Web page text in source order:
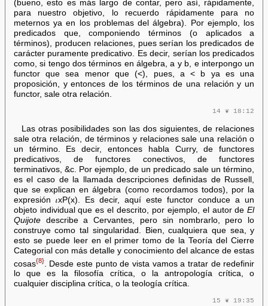
(bueno, esto es más largo de contar, pero así, rápidamente,
para nuestro objetivo, lo recuerdo rápidamente para no
meternos ya en los problemas del álgebra). Por ejemplo, los
predicados que, componiendo términos (o aplicados a
términos), producen relaciones, pues serían los predicados de
carácter puramente predicativo. Es decir, serían los predicados
como, si tengo dos términos en álgebra, a y b, e interpongo un
functor que sea menor que (<), pues, a < b ya es una
proposición, y entonces de los términos de una relación y un
functor, sale otra relación.
14 ❦ 18:12
Las otras posibilidades son las dos siguientes, de relaciones
sale otra relación, de términos y relaciones sale una relación o
un término. Es decir, entonces habla Curry, de functores
predicativos, de functores conectivos, de functores
terminativos, &c. Por ejemplo, de un predicado sale un término,
es el caso de la llamada descripciones definidas de Russell,
que se explican en álgebra (como recordamos todos), por la
expresión 𝜄xP(x). Es decir, aquí este functor conduce a un
objeto individual que es el descrito, por ejemplo, el autor deEl
Quijotedescribe a Cervantes, pero sin nombrarlo, pero lo
construye como tal singularidad. Bien, cualquiera que sea, y
esto se puede leer en el primer tomo de la Teoría del Cierre
Categorial con más detalle y conocimiento del alcance de estas
cosas{8}. Desde este punto de vista vamos a tratar de redefinir
lo que es la filosofía crítica, o la antropología crítica, o
cualquier disciplina crítica, o la teología crítica.
15 ❦ 19:35